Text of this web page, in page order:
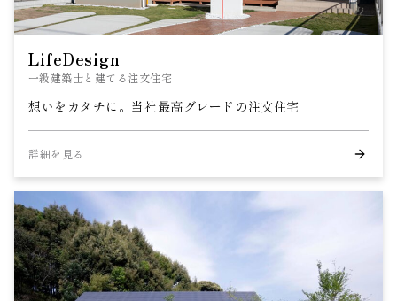
LifeDesign
一級建築士と建てる注文住宅
想いをカタチに。当社最高グレードの注文住宅
詳細を見る